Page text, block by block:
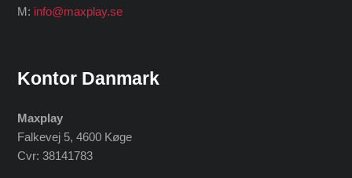
M: info@maxplay.se
Kontor Danmark
Maxplay
Falkevej 5, 4600 Køge
Cvr: 38141783